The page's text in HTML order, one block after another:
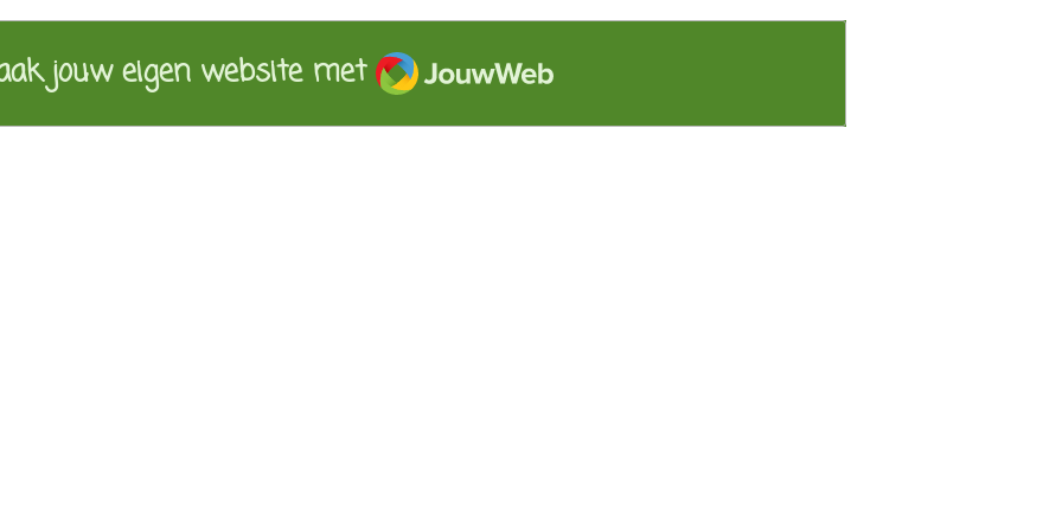
jouw eigen website met JouwWeb